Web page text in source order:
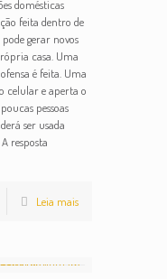
domésticas
feita dentro de
gerar novos
casa. Uma
é feita. Uma
celular e aperta o
pessoas
ser usada
resposta
Leia mais